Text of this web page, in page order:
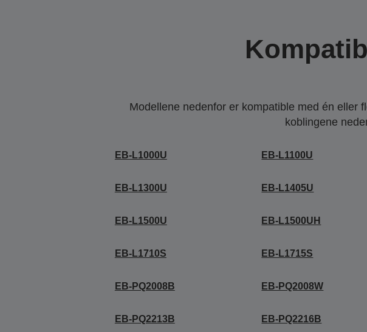
Modellene nedenfor er kompatible med én eller
koblingene
EB-L1000U EB-L1100U
EB-L1300U EB-L1405U
EB-L1500U EB-L1500UH
EB-L1710S EB-L1715S
EB-PQ2008B EB-PQ2008W
EB-PQ2213B EB-PQ2216B